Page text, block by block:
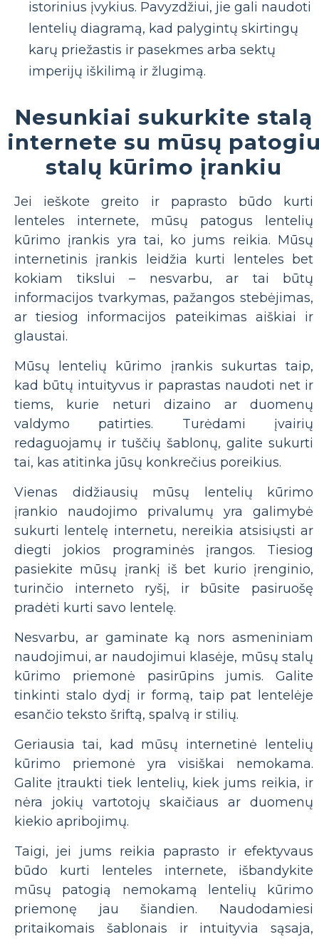
istorinius įvykius. Pavyzdžiui, jie gali naudoti
lentelių diagramą, kad palygintų skirtingų
karų priežastis ir pasekmes arba sektų
imperijų iškilimą ir žlugimą.
Nesunkiai sukurkite stalą
internete su mūsų
stalų kūrimo įrankiu
Jei ieškote greito ir paprasto būdo kurti
lenteles internete, mūsų patogus lentelių
kūrimo įrankis yra tai, ko jums reikia. Mūsų
internetinis įrankis leidžia kurti lenteles bet
kokiam tikslui – nesvarbu, ar tai būtų
informacijos tvarkymas, pažangos stebėjimas,
ar tiesiog informacijos pateikimas aiškiai ir
glaustai.
Mūsų lentelių kūrimo įrankis sukurtas taip,
kad būtų intuityvus ir paprastas naudoti net ir
tiems, kurie neturi dizaino ar duomenų
valdymo patirties. Turėdami įvairių
redaguojamų ir tuščių šablonų, galite sukurti
tai, kas atitinka jūsų konkrečius poreikius.
Vienas didžiausių mūsų lentelių kūrimo
įrankio naudojimo privalumų yra galimybė
sukurti lentelę internetu, nereikia atsisiųsti ar
diegti jokios programinės įrangos. Tiesiog
pasiekite mūsų įrankį iš bet kurio įrenginio,
turinčio interneto ryšį, ir būsite pasiruošę
pradėti kurti savo lentelę.
Nesvarbu, ar gaminate ką nors asmeniniam
naudojimui, ar naudojimui klasėje, mūsų stalų
kūrimo priemonė pasirūpins jumis. Galite
tinkinti stalo dydį ir formą, taip pat lentelėje
esančio teksto šriftą, spalvą ir stilių.
Geriausia tai, kad mūsų internetinė lentelių
kūrimo priemonė yra visiškai nemokama.
Galite įtraukti tiek lentelių, kiek jums reikia, ir
nėra jokių vartotojų skaičiaus ar duomenų
kiekio apribojimų.
Taigi, jei jums reikia paprasto ir efektyvaus
būdo kurti lenteles internete, išbandykite
mūsų patogią nemokamą lentelių kūrimo
priemonę jau šiandien. Naudodamiesi
pritaikomais šablonais ir intuityvia sąsaja,